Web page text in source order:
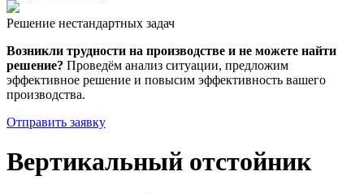
Решение нестандартных задач
Возникли трудности на производстве и не можете найти
решение? Проведём анализ ситуации, предложим
эффективное решение и повысим эффективность вашего
производства.
Отправить заявку
Вертикальный отстойник